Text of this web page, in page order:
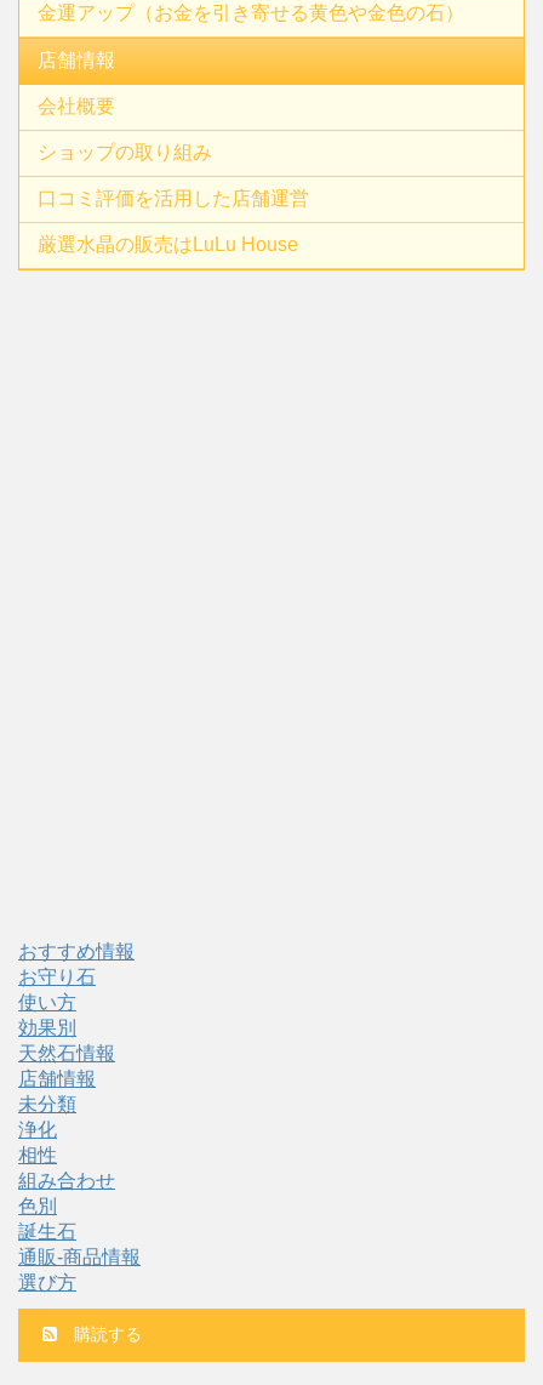
金運アップ（お金を引き寄せる黄色や金色の石）
店舗情報
会社概要
ショップの取り組み
口コミ評価を活用した店舗運営
厳選水晶の販売はLuLu House
おすすめ情報
お守り石
使い方
効果別
天然石情報
店舗情報
未分類
浄化
相性
組み合わせ
色別
誕生石
通販-商品情報
選び方
購読する